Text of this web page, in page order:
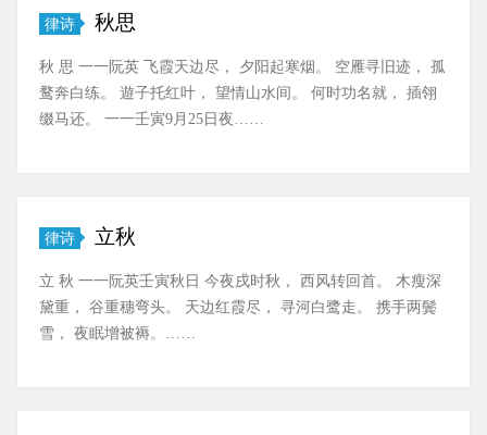
律诗 秋思
秋 思 一一阮英 飞霞天边尽， 夕阳起寒烟。 空雁寻旧迹， 孤
鹜奔白练。 遊子托红叶， 望情山水间。 何时功名就， 插翎
缀马还。 一一壬寅9月25日夜……
律诗 立秋
立 秋 一一阮英壬寅秋日 今夜戌时秋， 西风转回首。 木瘦深
黛重， 谷重穗弯头。 天边红霞尽， 寻河白鹭走。 携手两鬓
雪， 夜眠增被褥。……